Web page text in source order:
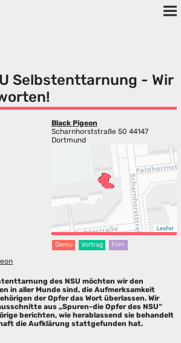
Selbstenttarnung - Wir
Black Pigeon
Scharnhorststraße 50 44147
Dortmund
Leaflet
Demo Vortrag Film
des NSU möchten wir den
in aller Munde sind, die Aufmerksamkeit
der Opfer das Wort überlassen. Wir
aus „Spuren-die Opfer des NSU“
berichten, wie herablassend sie behandelt
die Aufklärung stattgefunden hat.